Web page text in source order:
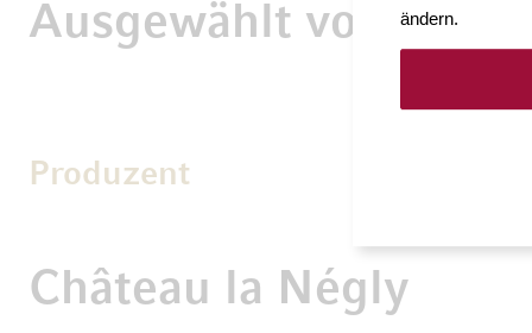
ändern.
Ausgewählt von
Produzent
Château la Négly